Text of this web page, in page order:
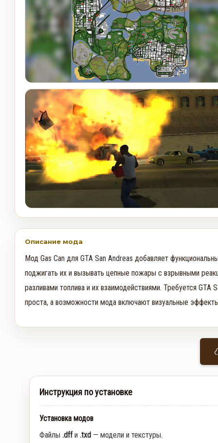
Описание мода
Мод Gas Can для GTA San Andreas добавляет
поджигать их и вызывать цепные пожары с взрывными
разливами топлива и их взаимодействиями. Требуется
проста, а возможности мода включают визуальные
Инструкция по установке
Установка модов
Файлы .dffи .txd — модели и текстуры.